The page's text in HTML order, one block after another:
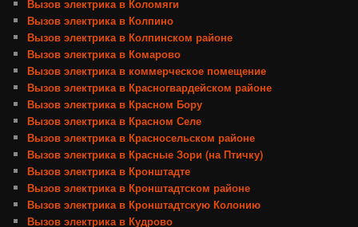
Вызов электрика в Коломяги
Вызов электрика в Колпино
Вызов электрика в Колпинском районе
Вызов электрика в Комарово
Вызов электрика в коммерческое помещение
Вызов электрика в Красногвардейском районе
Вызов электрика в Красном Бору
Вызов электрика в Красном Селе
Вызов электрика в Красносельском районе
Вызов электрика в Красные Зори (на Птичку)
Вызов электрика в Кронштадте
Вызов электрика в Кронштадтском районе
Вызов электрика в Кронштадтскую Колонию
Вызов электрика в Кудрово